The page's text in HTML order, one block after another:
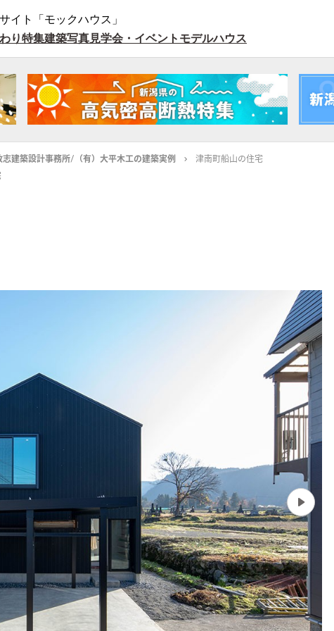
イト「モックハウス」
り特集建築写真見学会・イベント モデルハウス
志建築設計事務所/（有）大平木工の建築実例
津南町船山の住宅